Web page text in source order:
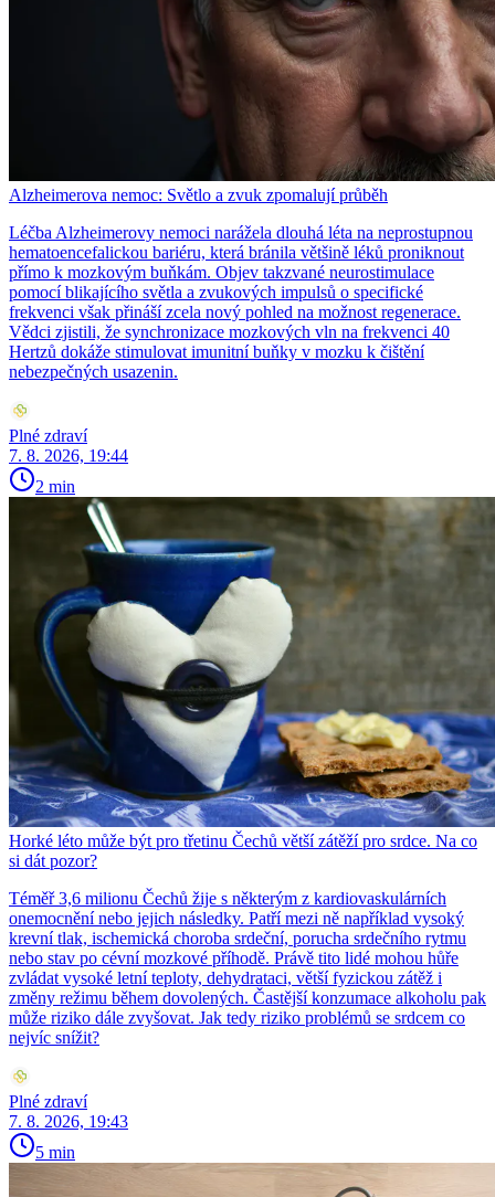
Alzheimerova nemoc: Světlo a zvuk zpomalují průběh
Léčba Alzheimerovy nemoci narážela dlouhá léta na neprostupnou
hematoencefalickou bariéru, která bránila většině léků proniknout
přímo k mozkovým buňkám. Objev takzvané neurostimulace
pomocí blikajícího světla a zvukových impulsů o specifické
frekvenci však přináší zcela nový pohled na možnost regenerace.
Vědci zjistili, že synchronizace mozkových vln na frekvenci 40
Hertzů dokáže stimulovat imunitní buňky v mozku k čištění
nebezpečných usazenin.
Plné zdraví
7. 8. 2026, 19:44
2 min
Horké léto může být pro třetinu Čechů větší zátěží pro srdce. Na co
si dát pozor?
Téměř 3,6 milionu Čechů žije s některým z kardiovaskulárních
onemocnění nebo jejich následky. Patří mezi ně například vysoký
krevní tlak, ischemická choroba srdeční, porucha srdečního rytmu
nebo stav po cévní mozkové příhodě. Právě tito lidé mohou hůře
zvládat vysoké letní teploty, dehydrataci, větší fyzickou zátěž i
změny režimu během dovolených. Častější konzumace alkoholu pak
může riziko dále zvyšovat. Jak tedy riziko problémů se srdcem co
nejvíc snížit?
Plné zdraví
7. 8. 2026, 19:43
5 min